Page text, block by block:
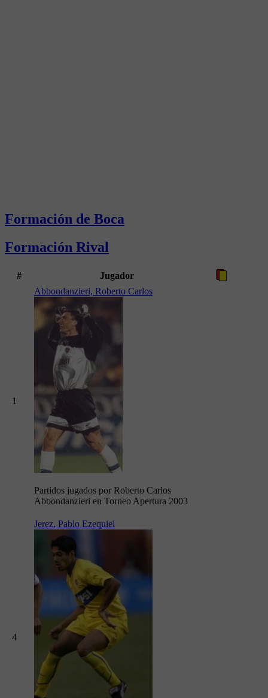
Formación de Boca
Formación Rival
# Jugador
1
Abbondanzieri, Roberto Carlos
Partidos jugados por Roberto Carlos
Abbondanzieri en Torneo Apertura 2003
4
Jerez, Pablo Ezequiel